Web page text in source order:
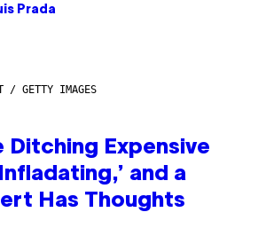
Prada
/ GETTY IMAGES
Ditching Expensive
and a
Has Thoughts